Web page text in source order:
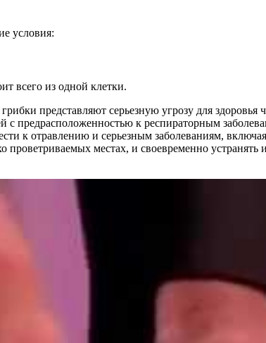
условия:
всего из одной клетки.
представляют серьезную угрозу для
с предрасположенностью к респираторным
к отравлению и серьезным заболеваниям,
местах, и своевременно